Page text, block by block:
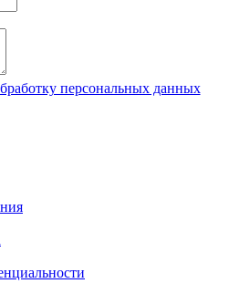
персональных данных